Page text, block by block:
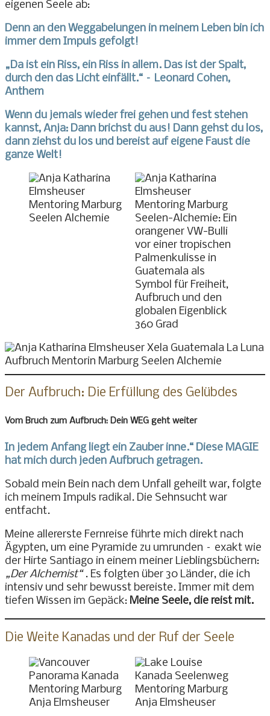
eigenen Seele ab:
Denn an den Weggabelungen in meinem Leben bin ich
immer dem Impuls gefolgt!
„Da ist ein Riss, ein Riss in allem. Das ist der Spalt,
durch den das Licht einfällt.“ – Leonard Cohen,
Anthem
Wenn du jemals wieder frei gehen und fest stehen
kannst, Anja: Dann brichst du aus! Dann gehst du los,
dann ziehst du los und bereist auf eigene Faust die
ganze Welt!
Der Aufbruch: Die Erfüllung des Gelübdes
Vom Bruch zum Aufbruch: Dein WEG geht weiter
In jedem Anfang liegt ein Zauber inne.“ Diese MAGIE
hat mich durch jeden Aufbruch getragen.
Sobald mein Bein nach dem Unfall geheilt war, folgte
ich meinem Impuls radikal. Die Sehnsucht war
entfacht.
Meine allererste Fernreise führte mich direkt nach
Ägypten, um eine Pyramide zu umrunden – exakt wie
der Hirte Santiago in einem meiner Lieblingsbüchern:
„Der Alchemist“. Es folgten über 30 Länder, die ich
intensiv und sehr bewusst bereiste. Immer mit dem
tiefen Wissen im Gepäck: Meine Seele, die reist mit.
Die Weite Kanadas und der Ruf der Seele